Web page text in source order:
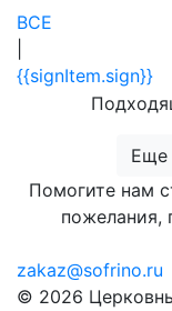
ВСЕ
{{signItem.sign}}
Еще
Помогите нам
пожелания,
zakaz@sofrino.ru
© 2026